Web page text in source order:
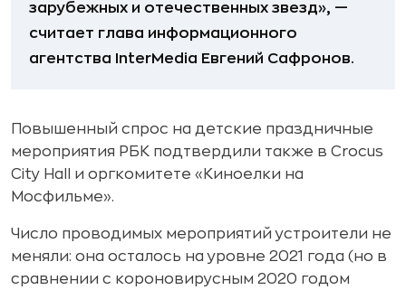
зарубежных и отечественных звезд», —
считает глава информационного
агентства InterMedia Евгений Сафронов.
Повышенный спрос на детские праздничные
мероприятия РБК подтвердили также в Crocus
City Hall и оргкомитете «Киноелки на
Мосфильме».
Число проводимых мероприятий устроители не
меняли: она осталось на уровне 2021 года (но в
сравнении с короновирусным 2020 годом